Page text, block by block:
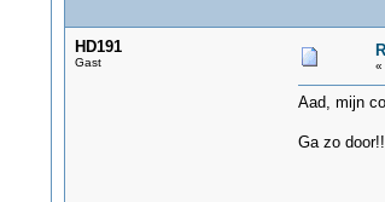
HD191
Gast «
Aad, mijn
Ga zo door!!